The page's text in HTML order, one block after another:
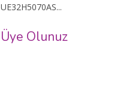
UE32H5070AS...
Üye Olunuz